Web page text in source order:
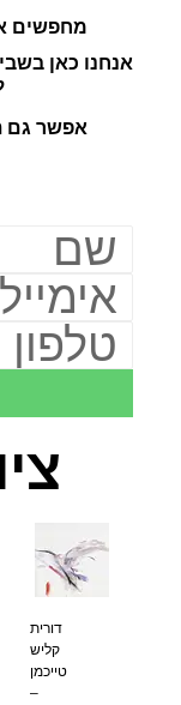
מחפשים
אפשר גם
דורית
קליש
טייכמן
–